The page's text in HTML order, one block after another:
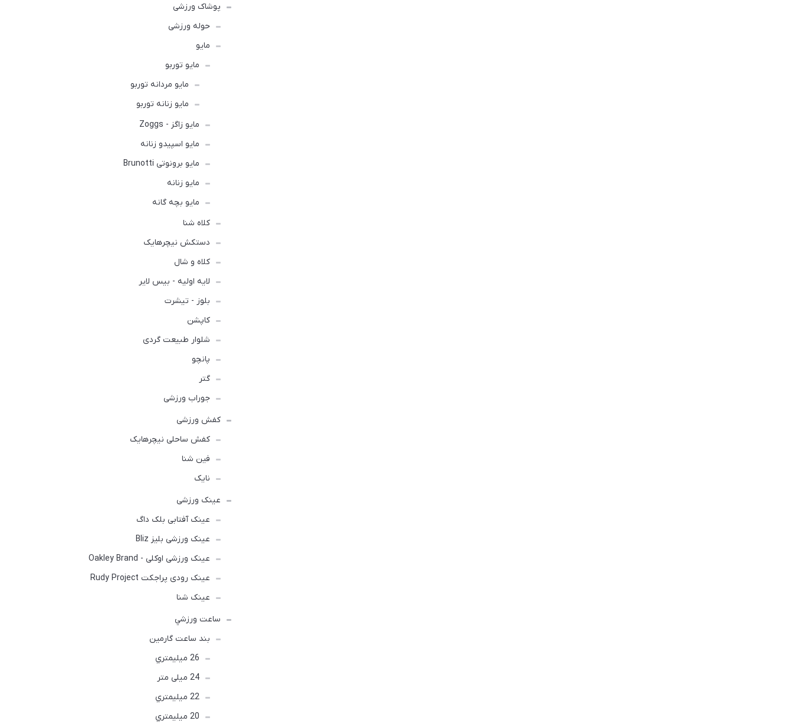
پوشاک ورزشی
حوله ورزشی
مايو
مایو توربو
مایو مردانه توربو
مایو زنانه توربو
مایو زاگز - Zoggs
مایو اسپیدو زنانه
مایو برونوتی Brunotti
مایو زنانه
مایو بچه گانه
کلاه شنا
دستکش نیچرهایک
کلاه و شال
لایه اولیه - بیس لایر
بلوز - تیشرت
کاپشن
شلوار طبیعت گردی
پانچو
گتر
جوراب ورزشی
کفش ورزشی
كفش ساحلی نیچرهایک
فین شنا
نایک
عینک ورزشی
عینک آفتابی بلک داگ
عینک ورزشی بلیز Bliz
عینک ورزشی اوکلی - Oakley Brand
عینک رودی پراجکت Rudy Project
عینک شنا
ساعت ورزشي
بند ساعت گارمین
26 ميليمتري
24 میلی متر
22 ميليمتري
20 ميليمتري